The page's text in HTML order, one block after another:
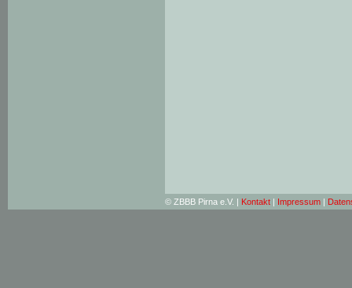
© ZBBB Pirna e.V. | Kontakt | Impressum |